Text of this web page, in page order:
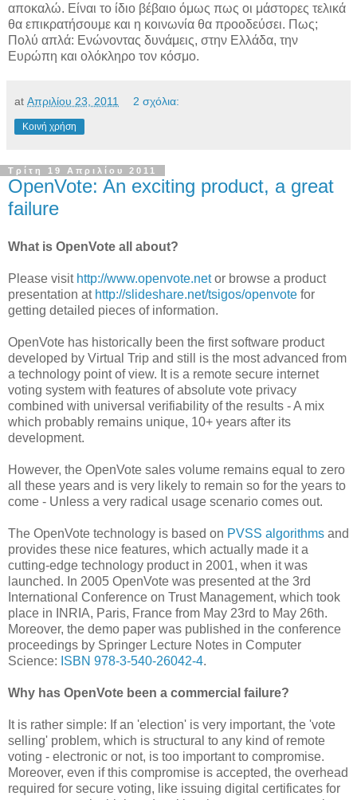
αποκαλώ. Είναι το ίδιο βέβαιο όμως πως οι μάστορες τελικά
θα επικρατήσουμε και η κοινωνία θα προοδεύσει. Πως;
Πολύ απλά: Ενώνοντας δυνάμεις, στην Ελλάδα, την
Ευρώπη και ολόκληρο τον κόσμο.
at Απριλίου 23, 2011 2 σχόλια:
Κοινή χρήση
Τρίτη 19 Απριλίου 2011
OpenVote: An exciting product, a great
failure
What is OpenVote all about?
Please visit http://www.openvote.netor browse a product
presentation at http://slideshare.net/tsigos/openvote for
getting detailed pieces of information.
OpenVote has historically been the first software product
developed by Virtual Trip and still is the most advanced from
a technology point of view. It is a remote secure internet
voting system with features of absolute vote privacy
combined with universal verifiability of the results - A mix
which probably remains unique, 10+ years after its
development.
However, the OpenVote sales volume remains equal to zero
all these years and is very likely to remain so for the years to
come - Unless a very radical usage scenario comes out.
The OpenVote technology is based on PVSS algorithms and
provides these nice features, which actually made it a
cutting-edge technology product in 2001, when it was
launched. In 2005 OpenVote was presented at the 3rd
International Conference on Trust Management, which took
place in INRIA, Paris, France from May 23rd to May 26th.
Moreover, the demo paper was published in the conference
proceedings by Springer Lecture Notes in Computer
Science: ISBN 978-3-540-26042-4.
Why has OpenVote been a commercial failure?
It is rather simple: If an 'election' is very important, the 'vote
selling' problem, which is structural to any kind of remote
voting - electronic or not, is too important to compromise.
Moreover, even if this compromise is accepted, the overhead
required for secure voting, like issuing digital certificates for